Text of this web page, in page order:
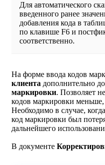
Для автоматического
введенного ранее
добавления кода в
по клавише F6 и
соответственно.
На форме ввода кодов
клиента дополнительно
маркировки. Позволяет
кодов маркировки
Необходимо в случае,
код маркировки был
дальнейшего
В документе